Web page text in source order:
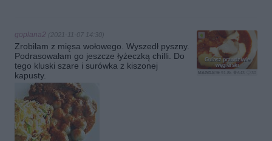
Gulasz prawdziwie
węgierski
643
MAGDAITYLE
goplana2 (2021-11-07 14:30)
Zrobiłam z mięsa wołowego. Wyszedł pyszny.
Podrasowałam go jeszcze łyżeczką chilli. Do
tego kluski szare i surówka z kiszonej
kapusty.